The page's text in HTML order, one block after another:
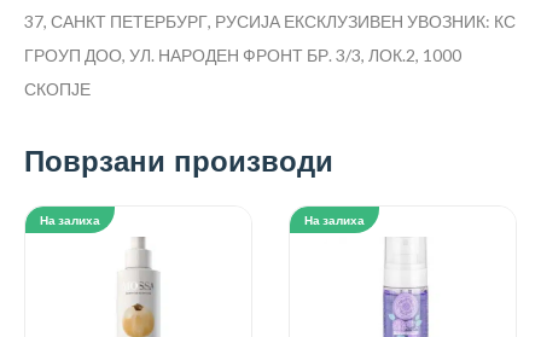
37, САНКТ ПЕТЕРБУРГ, РУСИЈА ЕКСКЛУЗИВЕН УВОЗНИК: КС
ГРОУП ДОО, УЛ. НАРОДЕН ФРОНТ БР. 3/3, ЛОК.2, 1000
СКОПЈЕ
Поврзани производи
На залиха На залиха